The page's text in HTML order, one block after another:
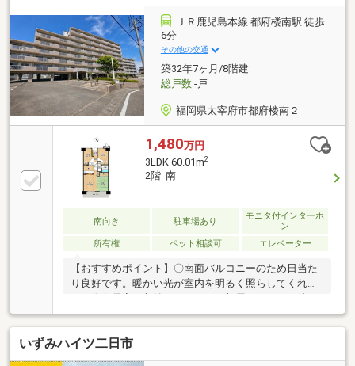
ＪＲ鹿児島本線 都府楼南駅 徒歩
6分
その他の交通
築32年7ヶ月/8階建
総戸数-戸
福岡県太宰府市都府楼南２
1,480万円
3LDK 60.01m2
2階 南
南向き 駐車場あり
モニタ付インターホ
ン
所有権
ペット相談可 エレベーター
【おすすめポイント】〇南面バルコニーのため日当た
り良好です。暖かい光が室内を明るく照らしてくれま
けることができます！〇オートロック、TVインターホ
ン付きなのでセキュリティ面も安心ですね。〇水回り
が集中しており、生活しやすいゆとりある3LDKの間取
りとなっています！【周辺環境充実】〇都府楼南駅ま
いずみハイツ二日市